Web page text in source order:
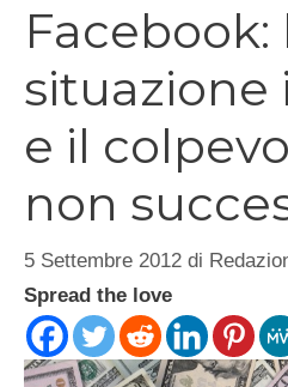
Facebook:
situazione
e il
non
5 Settembre 2012 di
Spread the love